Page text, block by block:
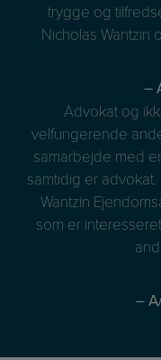
trygge og
Nicholas Wantzin
–
Advokat og
velfungerende
samarbejde med
samtidig er
Wantzin
som er
–